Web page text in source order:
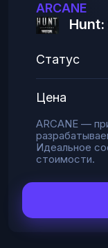
ARCANE
Статус
Цена
ARCANE —
Идеальное
стоимости.